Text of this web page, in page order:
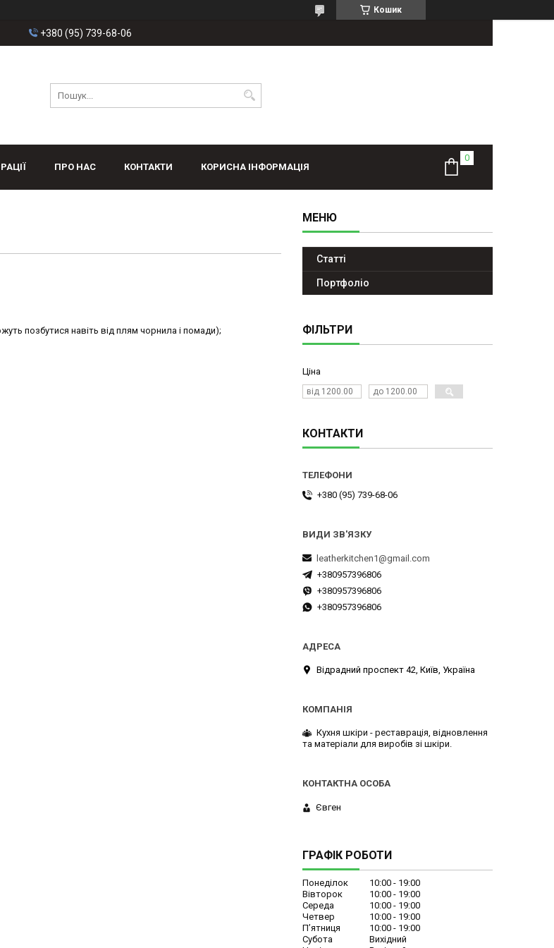
Кошик
+380 (95) 739-68-06
ПРО НАС КОНТАКТИ КОРИСНА ІНФОРМАЦІЯ
позбутися навіть від плям чорнила і помади);
Статті
Портфолiо
ФІЛЬТРИ
Ціна
КОНТАКТИ
+380 (95) 739-68-06
leatherkitchen1@gmail.com
+380957396806
+380957396806
+380957396806
Відрадний проспект 42, Київ, Україна
Кухня шкіри - реставрація, відновлення
та матеріали для виробів зі шкіри.
Євген
ГРАФІК РОБОТИ
Понеділок 10:00
19:00
Вівторок
10:00
19:00
Середа
10:00
19:00
Четвер
10:00
19:00
Пʼятниця
10:00
19:00
Субота
Вихідний